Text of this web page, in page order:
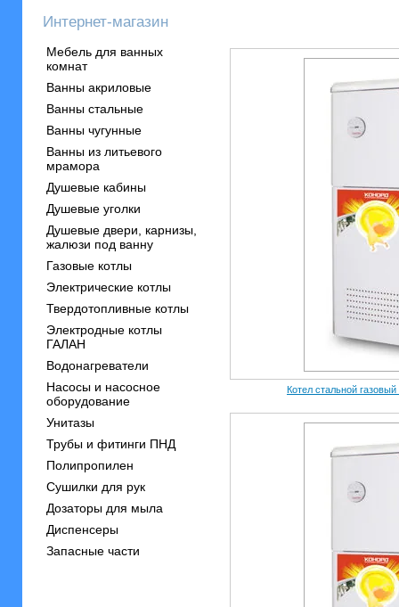
Интернет-магазин
Мебель для ванных
комнат
Ванны акриловые
Ванны стальные
Ванны чугунные
Ванны из литьевого
мрамора
Душевые кабины
Душевые уголки
Душевые двери, карнизы,
жалюзи под ванну
Газовые котлы
Электрические котлы
Твердотопливные котлы
Электродные котлы
ГАЛАН
Водонагреватели
Насосы и насосное
оборудование
Унитазы
Трубы и фитинги ПНД
Полипропилен
Сушилки для рук
Дозаторы для мыла
Диспенсеры
Запасные части
Котел стальной